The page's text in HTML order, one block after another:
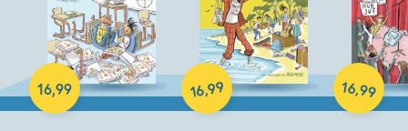
16,99
Hardcover
16,99
Hardcover
16,99
Hardcover